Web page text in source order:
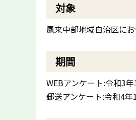
対象
鳳来中部地域自治区に
期間
WEBアンケート:令和3
郵送アンケート:令和4